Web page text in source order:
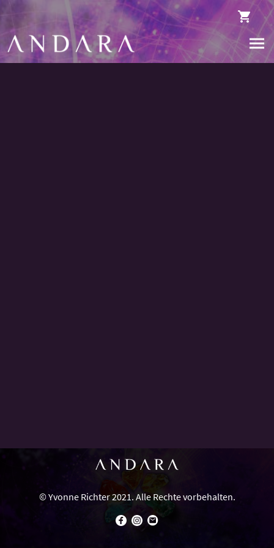
© Yvonne Richter 2021. Alle Rechte vorbehalten.